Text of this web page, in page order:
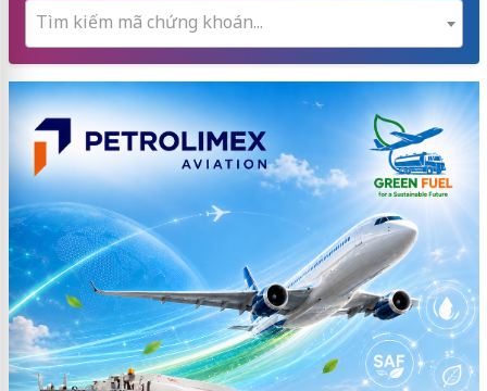
Tìm kiếm mã chứng khoán...